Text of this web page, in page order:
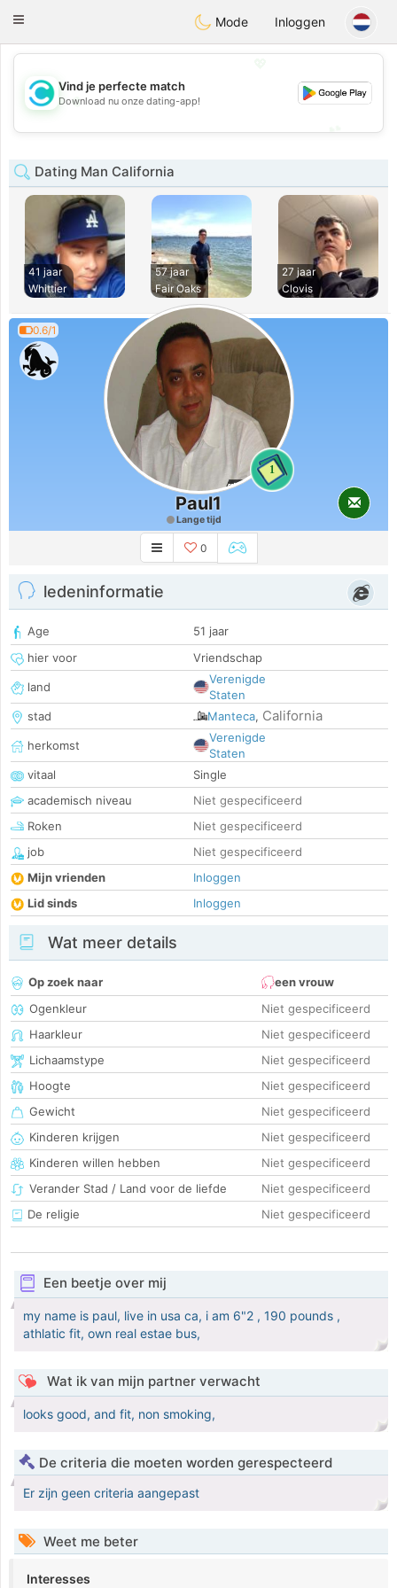
olombiaCitas
Toggle
Mode Inloggen
💖
💕
Vind je perfecte match
Download nu onze dating-app!
Dating Man California
41 jaar
Whittier
57 jaar
Fair Oaks
27 jaar
Clovis
0.6/1
1
Paul1
Lange tijd
0
ledeninformatie
Age
51 jaar
hier voor
Vriendschap
land
Verenigde
Staten
stad
Manteca, California
herkomst
Verenigde
Staten
vitaal
Single
academisch niveau
Niet gespecificeerd
Roken
Niet gespecificeerd
job
Niet gespecificeerd
Mijn vrienden
Inloggen
Lid sinds
Inloggen
Wat meer details
Op zoek naar
een vrouw
Ogenkleur
Niet gespecificeerd
Haarkleur
Niet gespecificeerd
Lichaamstype
Niet gespecificeerd
Hoogte
Niet gespecificeerd
Gewicht
Niet gespecificeerd
Kinderen krijgen
Niet gespecificeerd
Kinderen willen hebben
Niet gespecificeerd
Verander Stad / Land voor de liefde
Niet gespecificeerd
De religie
Niet gespecificeerd
Een beetje over mij
my name is paul, live in usa ca, i am 6"2 , 190 pounds ,
athlatic fit, own real estae bus,
Wat ik van mijn partner verwacht
looks good, and fit, non smoking,
De criteria die moeten worden gerespecteerd
Er zijn geen criteria aangepast
Weet me beter
Interesses